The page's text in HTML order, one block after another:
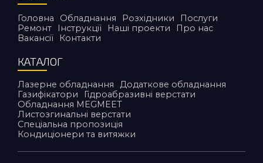
Головна Обладнання Розхідники
Послуги
Ремонт
Інструкції Наші проекти
Про нас
Вакансії
Контакти
КАТАЛОГ
Лазерне обладнання
Додаткове обладнання
Газифікатори
Гідроабразивні верстати
Обладнання MEGMEET
Листозгинальні верстати
Спеціальна пропозиція
Кондиціонери та витяжки